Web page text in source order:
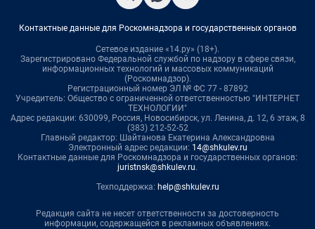
Контактные данные для Роскомнадзора и государственных органов
Сетевое издание «14.ру» (18+).
Зарегистрировано Федеральной службой по надзору в сфере связи,
информационных технологий и массовых коммуникаций
(Роскомнадзор).
Регистрационный номер ЭЛ № ФС 77 - 87892
Учредитель: Общество с ограниченной ответственностью "ИНТЕРНЕТ
ТЕХНОЛОГИИ"
Адрес редакции: 630099, Россия, Новосибирск, ул. Ленина, д. 12, 6 этаж, 8
(383) 212-52-52
Главный редактор: Шайтанова Екатерина Александровна
Электронный адрес редакции: 14@shkulev.ru
Контактные данные для Роскомнадзора и государственных органов:
juristnsk@shkulev.ru.
Техподдержка: help@shkulev.ru
Редакция сайта не несет ответственности за достоверность
информации, содержащейся в рекламных объявлениях.